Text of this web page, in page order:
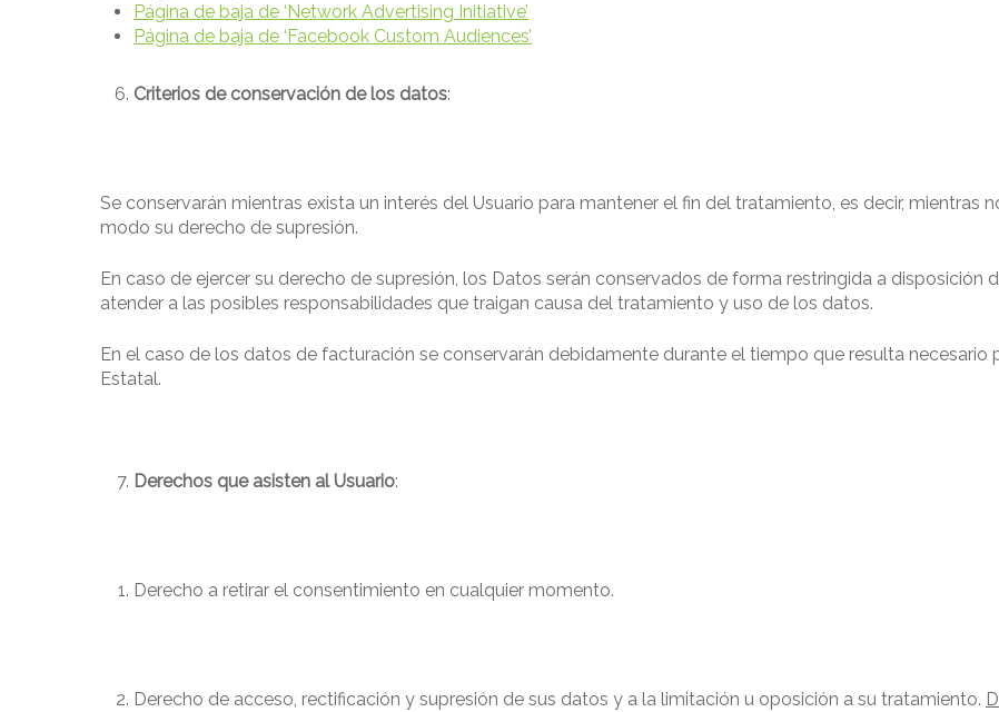
Página de baja de ‘Network Advertising Initiative’
Página de baja de ‘Facebook Custom Audiences’
Criterios de conservación de los datos:
Se conservarán mientras exista un interés del Usuario para mantener el fin del tratamiento, es decir, mientras
modo su derecho de supresión.
En caso de ejercer su derecho de supresión, los Datos serán conservados de forma restringida a
atender a las posibles responsabilidades que traigan causa del tratamiento y uso de los datos.
En el caso de los datos de facturación se conservarán debidamente durante el tiempo que resulta necesario
Estatal.
Derechos que asisten al Usuario:
Derecho a retirar el consentimiento en cualquier momento.
Derecho de acceso, rectificación y supresión de sus datos y a la limitación u oposición a su tratamiento.